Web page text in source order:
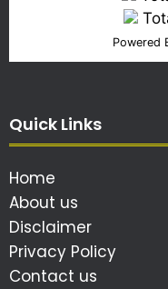
Powered
Quick Links
Home
About us
Disclaimer
Privacy Policy
Contact us